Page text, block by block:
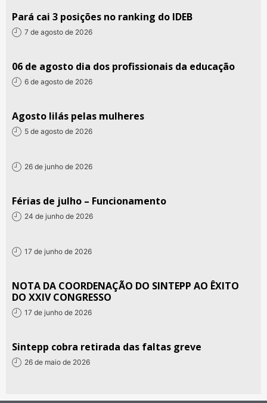
Pará cai 3 posições no ranking do IDEB
7 de agosto de 2026
06 de agosto dia dos profissionais da educação
6 de agosto de 2026
Agosto lilás pelas mulheres
5 de agosto de 2026
26 de junho de 2026
Férias de julho – Funcionamento
24 de junho de 2026
17 de junho de 2026
NOTA DA COORDENAÇÃO DO SINTEPP AO ÊXITO
DO XXIV CONGRESSO
17 de junho de 2026
Sintepp cobra retirada das faltas greve
26 de maio de 2026